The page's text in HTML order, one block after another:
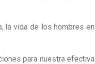
la vida de los hombres en
para nuestra efectiva